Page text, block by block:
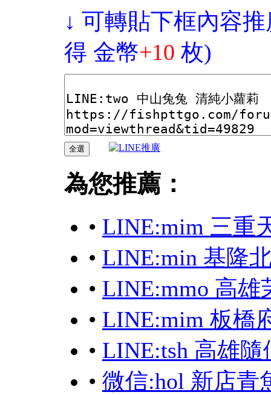
↓ 可轉貼下框內容
得 金幣+10 枚)
為您推薦：
• LINE:mim 三重
• LINE:min 基隆
• LINE:mmo 高雄
• LINE:mim 板橋
• LINE:tsh 高雄
• 微信:hol 新店青